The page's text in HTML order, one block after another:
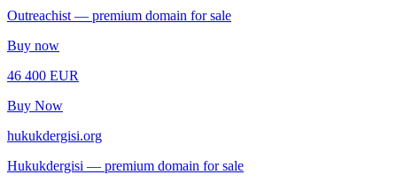
Outreachist — premium domain for sale
Buy now
46 400 EUR
Buy Now
hukukdergisi.org
Hukukdergisi — premium domain for sale